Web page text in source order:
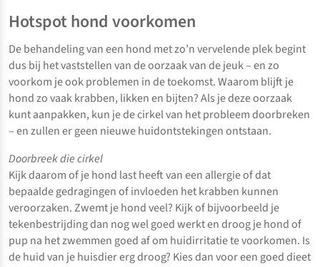
Hotspot hond voorkomen
De behandeling van een hond met zo’n vervelende plek begint
dus bij het vaststellen van de oorzaak van de jeuk – en zo
voorkom je ook problemen in de toekomst. Waarom blijft je
hond zo vaak krabben, likken en bijten? Als je deze oorzaak
kunt aanpakken, kun je de cirkel van het probleem doorbreken
– en zullen er geen nieuwe huidontstekingen ontstaan.
Doorbreek die cirkel
Kijk daarom of je hond last heeft van een allergie of dat
bepaalde gedragingen of invloeden het krabben kunnen
veroorzaken. Zwemt je hond veel? Kijk of bijvoorbeeld je
tekenbestrijding dan nog wel goed werkt en droog je hond of
pup na het zwemmen goed af om huidirritatie te voorkomen. Is
de huid van je huisdier erg droog? Kies dan voor een goed dieet